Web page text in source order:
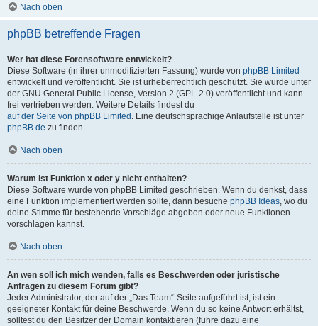
Nach oben
phpBB betreffende Fragen
Wer hat diese Forensoftware entwickelt?
Diese Software (in ihrer unmodifizierten Fassung) wurde von phpBB Limited
entwickelt und veröffentlicht. Sie ist urheberrechtlich geschützt. Sie wurde unter
der GNU General Public License, Version 2 (GPL-2.0) veröffentlicht und kann
frei vertrieben werden. Weitere Details findest du
auf der Seite von phpBB Limited . Eine deutschsprachige Anlaufstelle ist unter
phpBB.de zu finden.
Nach oben
Warum ist Funktion x oder y nicht enthalten?
Diese Software wurde von phpBB Limited geschrieben. Wenn du denkst, dass
eine Funktion implementiert werden sollte, dann besuche phpBB Ideas, wo du
deine Stimme für bestehende Vorschläge abgeben oder neue Funktionen
vorschlagen kannst.
Nach oben
An wen soll ich mich wenden, falls es Beschwerden oder juristische
Anfragen zu diesem Forum gibt?
Jeder Administrator, der auf der „Das Team“-Seite aufgeführt ist, ist ein
geeigneter Kontakt für deine Beschwerde. Wenn du so keine Antwort erhältst,
solltest du den Besitzer der Domain kontaktieren (führe dazu eine